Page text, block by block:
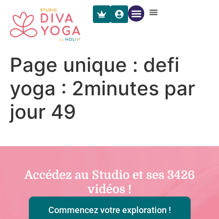
Page unique : defi
yoga : 2minutes par
jour 49
Accédez au Studio et ses 3426
vidéos !
Commencez votre exploration !